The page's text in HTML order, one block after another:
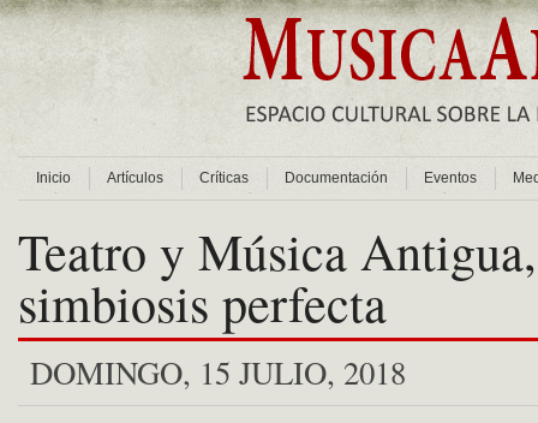
Inicio Artículos Críticas Documentación Eventos
Teatro y Música
simbiosis perfecta
DOMINGO, 15 JULIO, 2018